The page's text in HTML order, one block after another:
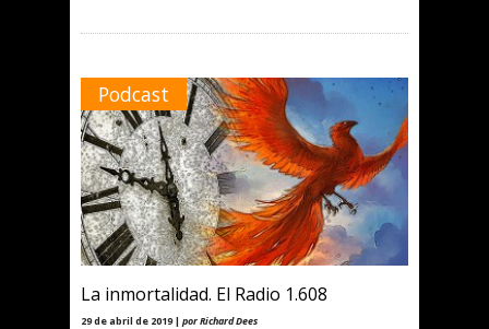
Podcast
La inmortalidad. El Radio 1.608
29 de abril de 2019 | por Richard Dees